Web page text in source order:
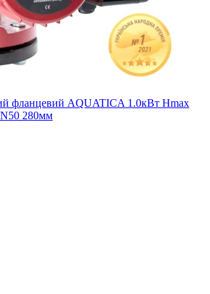
фланцевий AQUATICA 1.0кВт Hmax
280мм